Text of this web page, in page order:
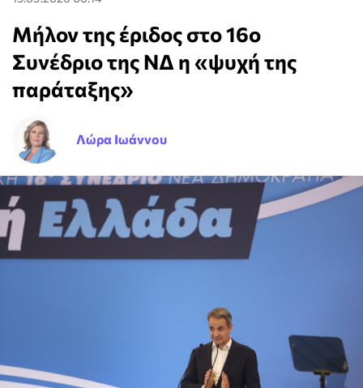
Μήλον της έριδος στο 16ο
Συνέδριο της ΝΔ η «ψυχή της
παράταξης»
Λώρα Ιωάννου